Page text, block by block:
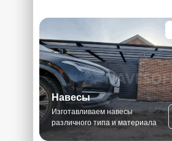
Навесы
Изготавливаем навесы
различного типа и материала